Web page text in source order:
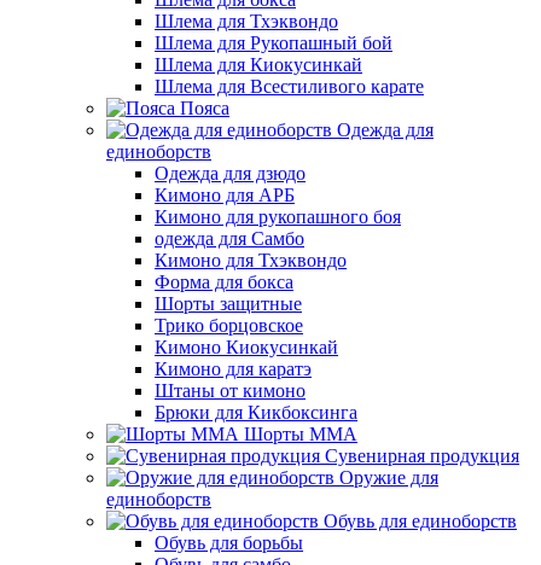
Шлема для Тхэквондо
Шлема для Рукопашный бой
Шлема для Киокусинкай
Шлема для Всестиливого карате
Пояса
Одежда для
единоборств
Одежда для дзюдо
Кимоно для АРБ
Кимоно для рукопашного боя
одежда для Самбо
Кимоно для Тхэквондо
Форма для бокса
Шорты защитные
Трико борцовское
Кимоно Киокусинкай
Кимоно для каратэ
Штаны от кимоно
Брюки для Кикбоксинга
Шорты ММА
Сувенирная продукция
Оружие для
единоборств
Обувь для единоборств
Обувь для борьбы